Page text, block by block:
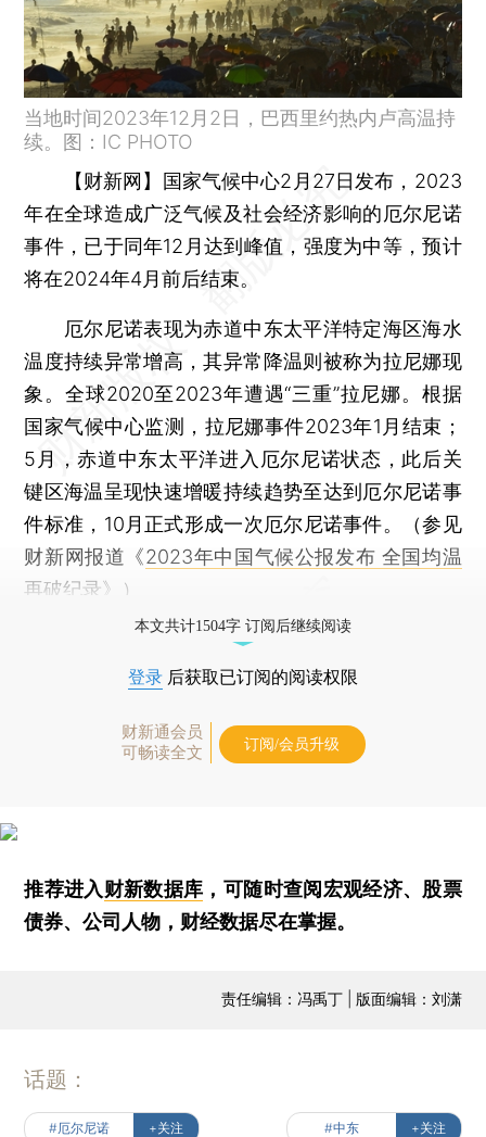
当地时间2023年12月2日，巴西里约热内卢高温持
续。图：IC PHOTO
【财新网】 国家气候中心2月27日发布，2023
年在全球造成广泛气候及社会经济影响的厄尔尼诺
事件，已于同年12月达到峰值，强度为中等，预计
将在2024年4月前后结束。
厄尔尼诺表现为赤道中东太平洋特定海区海水
温度持续异常增高，其异常降温则被称为拉尼娜现
象。全球2020至2023年遭遇“三重”拉尼娜。根据
国家气候中心监测，拉尼娜事件2023年1月结束；
5月，赤道中东太平洋进入厄尔尼诺状态，此后关
键区海温呈现快速增暖持续趋势至达到厄尔尼诺事
件标准，10月正式形成一次厄尔尼诺事件。（参见
财新网报道《2023年中国气候公报发布 全国均温
再破纪录》）
本文共计1504字 订阅后继续阅读
登录 后获取已订阅的阅读权限
财新通会员
可畅读全文
订阅/会员升级
推荐进入财新数据库 ，可随时查阅宏观经济、股票
债券、公司人物，财经数据尽在掌握。
责任编辑：冯禹丁 | 版面编辑：刘潇
话题：
#厄尔尼诺 +关注 #中东 +关注